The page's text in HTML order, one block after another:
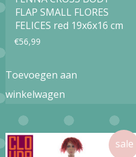
de
FLAP SMALL FLORES
FELICES red 19x6x16 cm
€56,99
Toevoegen aan
winkelwagen